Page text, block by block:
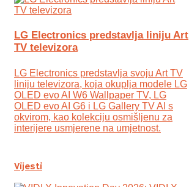
LG Electronics predstavlja liniju Art
TV televizora
LG Electronics predstavlja svoju Art TV
liniju televizora, koja okuplja modele LG
OLED evo AI W6 Wallpaper TV, LG
OLED evo AI G6 i LG Gallery TV AI s
okvirom, kao kolekciju osmišljenu za
interijere usmjerene na umjetnost.
Vijesti